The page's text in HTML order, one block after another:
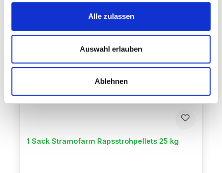
Alle zulassen
Auswahl erlauben
Ablehnen
1 Sack Stramofarm Rapsstrohpellets 25 kg